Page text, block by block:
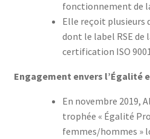
fonctionnement de
Elle reçoit plusieurs
dont le label RSE de
certification ISO
Engagement envers l’Égalité
En novembre 2019,
trophée « Égalité
femmes/hommes »